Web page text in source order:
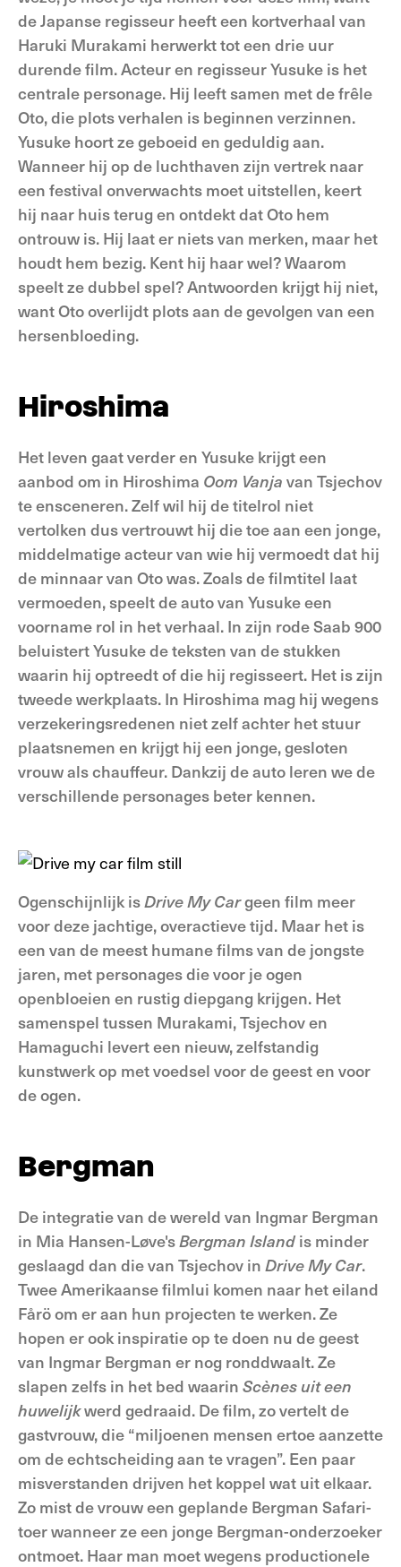
de Japanse regisseur heeft een kortverhaal van
Haruki Murakami herwerkt tot een drie uur
durende film. Acteur en regisseur Yusuke is het
centrale personage. Hij leeft samen met de frêle
Oto, die plots verhalen is beginnen verzinnen.
Yusuke hoort ze geboeid en geduldig aan.
Wanneer hij op de luchthaven zijn vertrek naar
een festival onverwachts moet uitstellen, keert
hij naar huis terug en ontdekt dat Oto hem
ontrouw is. Hij laat er niets van merken, maar het
houdt hem bezig. Kent hij haar wel? Waarom
speelt ze dubbel spel? Antwoorden krijgt hij niet,
want Oto overlijdt plots aan de gevolgen van een
hersenbloeding.
Hiroshima
Het leven gaat verder en Yusuke krijgt een
aanbod om in Hiroshima Oom Vanja van Tsjechov
te ensceneren. Zelf wil hij de titelrol niet
vertolken dus vertrouwt hij die toe aan een jonge,
middelmatige acteur van wie hij vermoedt dat hij
de minnaar van Oto was. Zoals de filmtitel laat
vermoeden, speelt de auto van Yusuke een
voorname rol in het verhaal. In zijn rode Saab 900
beluistert Yusuke de teksten van de stukken
waarin hij optreedt of die hij regisseert. Het is zijn
tweede werkplaats. In Hiroshima mag hij wegens
verzekeringsredenen niet zelf achter het stuur
plaatsnemen en krijgt hij een jonge, gesloten
vrouw als chauffeur. Dankzij de auto leren we de
verschillende personages beter kennen.
Ogenschijnlijk isDrive My Cargeen film meer
voor deze jachtige, overactieve tijd. Maar het is
een van de meest humane films van de jongste
jaren, met personages die voor je ogen
openbloeien en rustig diepgang krijgen. Het
samenspel tussen Murakami, Tsjechov en
Hamaguchi levert een nieuw, zelfstandig
kunstwerk op met voedsel voor de geest en voor
de ogen.
Bergm​an
De integratie van de wereld van Ingmar Bergman
in Mia Hansen-Løve'sBergman Island is minder
geslaagd dan die van Tsjechov in Drive My Car.
Twee Amerikaanse filmlui komen naar het eiland
Fårö om er aan hun projecten te werken. Ze
hopen er ook inspiratie op te doen nu de geest
van Ingmar Bergman er nog ronddwaalt. Ze
slapen zelfs in het bed waarin Scènes uit een
huwelijkwerd gedraaid. De film, zo vertelt de
gastvrouw, die “miljoenen mensen ertoe aanzette
om de echtscheiding aan te vragen”. Een paar
misverstanden drijven het koppel wat uit elkaar.
Zo mist de vrouw een geplande Bergman Safari-
toer wanneer ze een jonge Bergman-onderzoeker
ontmoet. Haar man moet wegens productionele